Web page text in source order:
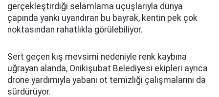
gerçekleştirdiği selamlama uçuşlarıyla dünya
çapında yankı uyandıran bu bayrak, kentin pek çok
noktasından rahatlıkla görülebiliyor.
Sert geçen kış mevsimi nedeniyle renk kaybına
uğrayan alanda, Onikişubat Belediyesi ekipleri ayrıca
drone yardımıyla yabani ot temizliği çalışmalarını da
sürdürüyor.